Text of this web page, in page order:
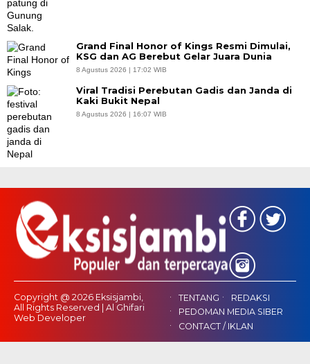
Grand Final Honor of Kings Resmi Dimulai,
KSG dan AG Berebut Gelar Juara Dunia
8 Agustus 2026 | 17:02 WIB
Viral Tradisi Perebutan Gadis dan Janda di
Kaki Bukit Nepal
8 Agustus 2026 | 16:07 WIB
Copyright @ 2026 Eksisjambi,
All Rights Reserved | Al Ghifari
Web Developer
TENTANG
REDAKSI
PEDOMAN MEDIA SIBER
CONTACT / IKLAN